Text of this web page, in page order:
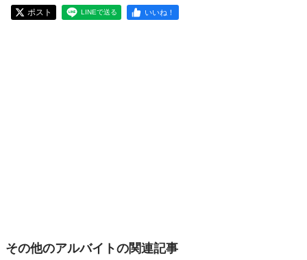
ポスト LINEで送る いいね！
その他のアルバイトの関連記事